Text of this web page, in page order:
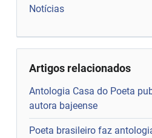
Notícias
Artigos relacionados
Antologia Casa do Poeta
autora bajeense
Poeta brasileiro faz